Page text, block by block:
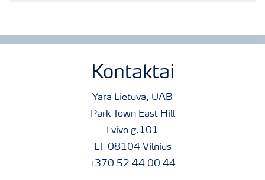
Kontaktai
Yara Lietuva, UAB
Park Town East Hill
Lvivo g.101
LT-08104 Vilnius
+370 52 44 00 44